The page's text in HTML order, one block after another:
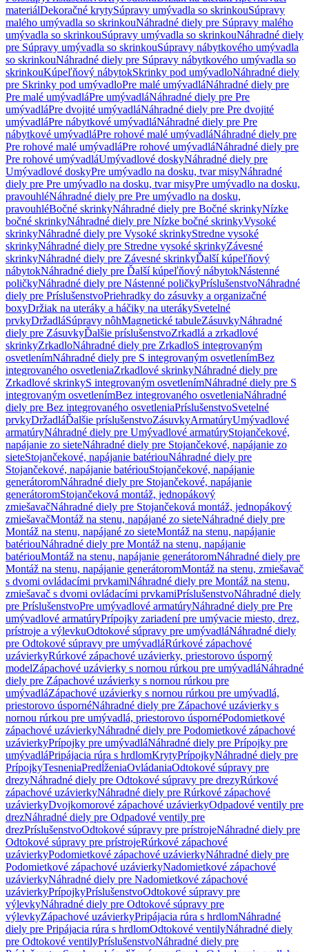
materiálDekoračné krytySúpravy umývadla so skrinkouSúpravy
malého umývadla so skrinkouNáhradné diely pre Súpravy malého
umývadla so skrinkouSúpravy umývadla so skrinkouNáhradné diely
pre Súpravy umývadla so skrinkouSúpravy nábytkového umývadla
so skrinkouNáhradné diely pre Súpravy nábytkového umývadla so
skrinkouKúpeľňový nábytokSkrinky pod umývadloNáhradné diely
pre Skrinky pod umývadloPre malé umývadláNáhradné diely pre
Pre malé umývadláPre umývadláNáhradné diely pre Pre
umývadláPre dvojité umývadláNáhradné diely pre Pre dvojité
umývadláPre nábytkové umývadláNáhradné diely pre Pre
nábytkové umývadláPre rohové malé umývadláNáhradné diely pre
Pre rohové malé umývadláPre rohové umývadláNáhradné diely pre
Pre rohové umývadláUmývadlové doskyNáhradné diely pre
Umývadlové doskyPre umývadlo na dosku, tvar misyNáhradné
diely pre Pre umývadlo na dosku, tvar misyPre umývadlo na dosku,
pravouhléNáhradné diely pre Pre umývadlo na dosku,
pravouhléBočné skrinkyNáhradné diely pre Bočné skrinkyNízke
bočné skrinkyNáhradné diely pre Nízke bočné skrinkyVysoké
skrinkyNáhradné diely pre Vysoké skrinkyStredne vysoké
skrinkyNáhradné diely pre Stredne vysoké skrinkyZávesné
skrinkyNáhradné diely pre Závesné skrinkyĎalší kúpeľňový
nábytokNáhradné diely pre Ďalší kúpeľňový nábytokNástenné
poličkyNáhradné diely pre Nástenné poličkyPríslušenstvoNáhradné
diely pre PríslušenstvoPriehradky do zásuvky a organizačné
boxyDržiak na uteráky a háčiky na uterákySvetelné
prvkyDržadláSúpravy nôhMagnetické tabuleZásuvkyNáhradné
diely pre ZásuvkyĎalšie príslušenstvoZrkadlá a zrkadlové
skrinkyZrkadloNáhradné diely pre ZrkadloS integrovaným
osvetlenímNáhradné diely pre S integrovaným osvetlenímBez
integrovaného osvetleniaZrkadlové skrinkyNáhradné diely pre
Zrkadlové skrinkyS integrovaným osvetlenímNáhradné diely pre S
integrovaným osvetlenímBez integrovaného osvetleniaNáhradné
diely pre Bez integrovaného osvetleniaPríslušenstvoSvetelné
prvkyDržadláĎalšie príslušenstvoZásuvkyArmatúryUmývadlové
armatúryNáhradné diely pre Umývadlové armatúryStojančekové,
napájanie zo sieteNáhradné diely pre Stojančekové, napájanie zo
sieteStojančekové, napájanie batériouNáhradné diely pre
Stojančekové, napájanie batériouStojančekové, napájanie
generátoromNáhradné diely pre Stojančekové, napájanie
generátoromStojančeková montáž, jednopákový
zmiešavačNáhradné diely pre Stojančeková montáž, jednopákový
zmiešavačMontáž na stenu, napájané zo sieteNáhradné diely pre
Montáž na stenu, napájané zo sieteMontáž na stenu, napájanie
batériouNáhradné diely pre Montáž na stenu, napájanie
batériouMontáž na stenu, napájanie generátoromNáhradné diely pre
Montáž na stenu, napájanie generátoromMontáž na stenu, zmiešavač
s dvomi ovládacími prvkamiNáhradné diely pre Montáž na stenu,
zmiešavač s dvomi ovládacími prvkamiPríslušenstvoNáhradné diely
pre PríslušenstvoPre umývadlové armatúryNáhradné diely pre Pre
umývadlové armatúryPrípojky zariadení pre umývacie miesto, drez,
prístroje a výlevkuOdtokové súpravy pre umývadláNáhradné diely
pre Odtokové súpravy pre umývadláRúrkové zápachové
uzávierkyRúrkové zápachové uzávierky, priestorovo úsporný
modelZápachové uzávierky s nornou rúrkou pre umývadláNáhradné
diely pre Zápachové uzávierky s nornou rúrkou pre
umývadláZápachové uzávierky s nornou rúrkou pre umývadlá,
priestorovo úspornéNáhradné diely pre Zápachové uzávierky s
nornou rúrkou pre umývadlá, priestorovo úspornéPodomietkové
zápachové uzávierkyNáhradné diely pre Podomietkové zápachové
uzávierkyPrípojky pre umývadláNáhradné diely pre Prípojky pre
umývadláPripájacia rúra s hrdlomKrytyPrípojkyNáhradné diely pre
PrípojkyTesneniaPredĺženiaOvládaniaOdtokové súpravy pre
drezyNáhradné diely pre Odtokové súpravy pre drezyRúrkové
zápachové uzávierkyNáhradné diely pre Rúrkové zápachové
uzávierkyDvojkomorové zápachové uzávierkyOdpadové ventily pre
drezNáhradné diely pre Odpadové ventily pre
drezPríslušenstvoOdtokové súpravy pre prístrojeNáhradné diely pre
Odtokové súpravy pre prístrojeRúrkové zápachové
uzávierkyPodomietkové zápachové uzávierkyNáhradné diely pre
Podomietkové zápachové uzávierkyNadomietkové zápachové
uzávierkyNáhradné diely pre Nadomietkové zápachové
uzávierkyPrípojkyPríslušenstvoOdtokové súpravy pre
výlevkyNáhradné diely pre Odtokové súpravy pre
výlevkyZápachové uzávierkyPripájacia rúra s hrdlomNáhradné
diely pre Pripájacia rúra s hrdlomOdtokové ventilyNáhradné diely
pre Odtokové ventilyPríslušenstvoNáhradné diely pre